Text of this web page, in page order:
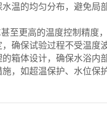
温的均匀分布，避免局
至更高的温度控制精度
确保试验过程不受温度
箱体设计，确保水浴内
，如超温保护、水位保